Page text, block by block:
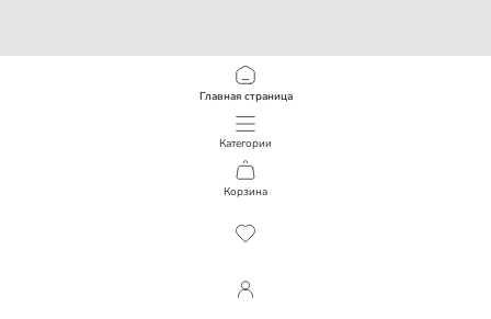
Главная страница
Категории
Корзина